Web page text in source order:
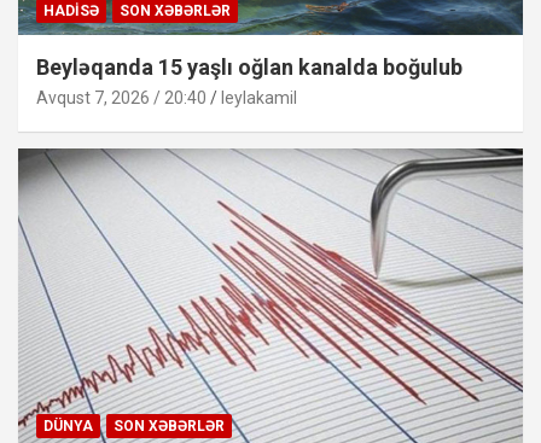
HADISƏ SON XƏBƏRLƏR
Beyləqanda 15 yaşlı oğlan kanalda boğulub
Avqust 7, 2026 / 20:40 leylakamil
DÜNYA SON XƏBƏRLƏR